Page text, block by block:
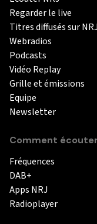
Regarder le live
Titres diffusés sur
Webradios
Podcasts
Vidéo Replay
Grille et émissions
Equipe
Newsletter
Comment écouter
Fréquences
DAB+
Apps NRJ
Radioplayer